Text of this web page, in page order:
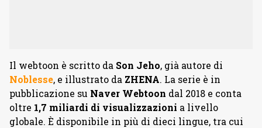
Il webtoon è scritto da Son Jeho, già autore di
Noblesse, e illustrato da ZHENA. La serie è in
pubblicazione su Naver Webtoon dal 2018 e conta
oltre 1,7 miliardi di visualizzazioni a livello
globale. È disponibile in più di dieci lingue, tra cui